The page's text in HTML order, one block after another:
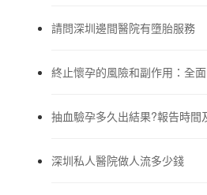
請問深圳邊間醫院有墮胎服務
終止懷孕的風險和副作用：全
抽血驗孕多久出結果?報告時間
深圳私人醫院做人流多少錢